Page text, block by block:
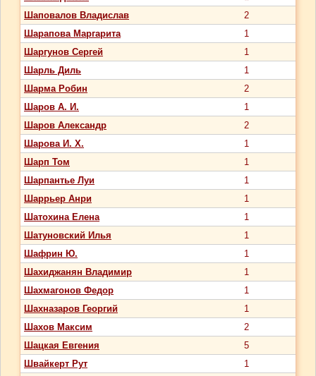
Шаповалов Владислав
2
Шарапова Маргарита
1
Шаргунов Сергей
1
Шарль Диль
1
Шарма Робин
2
Шаров А. И.
1
Шаров Александр
2
Шарова И. Х.
1
Шарп Том
1
Шарпантье Луи
1
Шаррьер Анри
1
Шатохина Елена
1
Шатуновский Илья
1
Шафрин Ю.
1
Шахиджанян Владимир
1
Шахмагонов Федор
1
Шахназаров Георгий
1
Шахов Максим
2
Шацкая Евгения
5
Швайкерт Рут
1